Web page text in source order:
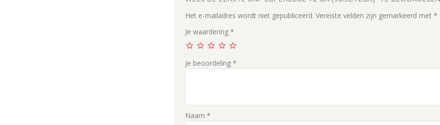
Het e-mailadres wordt niet gepubliceerd. Vereiste velden zijn gemarkeerd met *
Je waardering *
Je beoordeling *
Naam *